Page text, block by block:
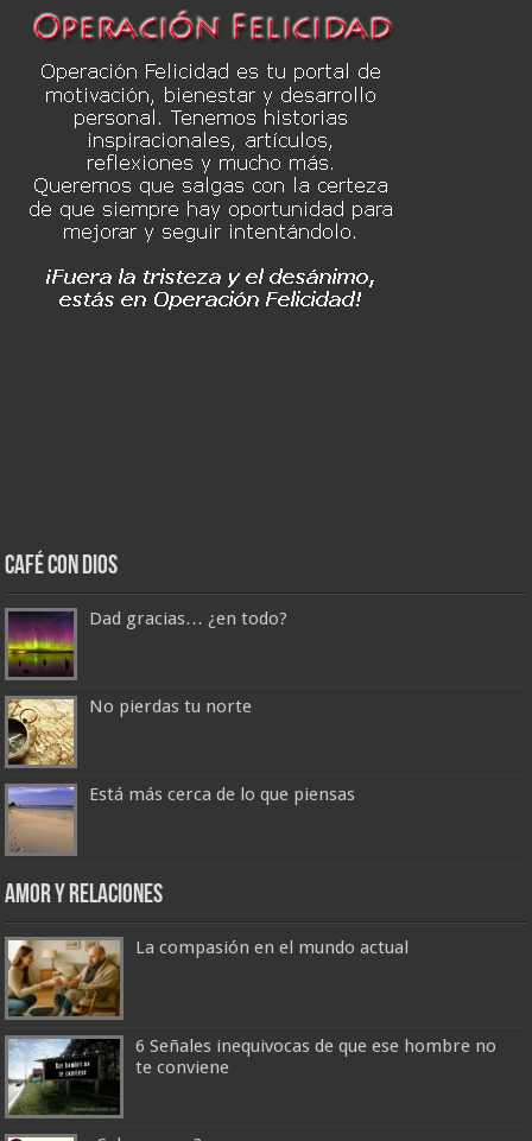
Café con Dios
Dad gracias… ¿en todo?
No pierdas tu norte
Está más cerca de lo que piensas
Amor y Relaciones
La compasión en el mundo actual
6 Señales inequivocas de que ese hombre no
te conviene